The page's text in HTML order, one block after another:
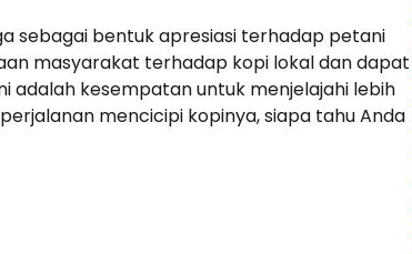
sebagai bentuk apresiasi terhadap petani
masyarakat terhadap kopi lokal dan dapat
adalah kesempatan untuk menjelajahi lebih
mencicipi kopinya, siapa tahu Anda